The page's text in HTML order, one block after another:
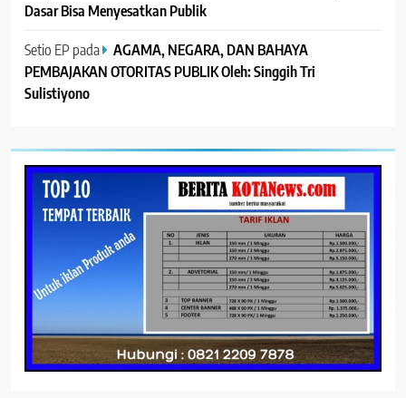
Dasar Bisa Menyesatkan Publik
Setio EP pada
AGAMA, NEGARA, DAN BAHAYA
PEMBAJAKAN OTORITAS PUBLIK Oleh: Singgih Tri
Sulistiyono